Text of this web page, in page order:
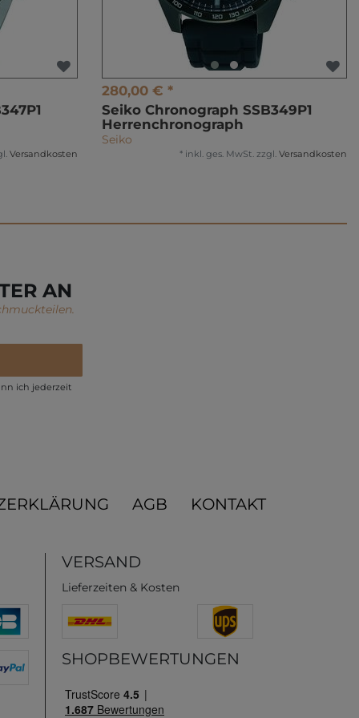
Versandkosten
280,00 € *
Seiko Chronograph SSB349P1
Herrenchronograph
Seiko
* inkl. ges. MwSt. zzgl. Versandkosten
AN
ich jederzeit
AGB KONTAKT
VERSAND
Lieferzeiten & Kosten
SHOPBEWERTUNGEN